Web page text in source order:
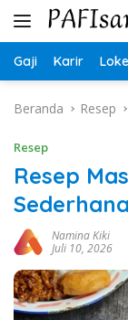
Langsung
Gaji Karir
Beranda Resep
Resep
Resep
Namina Kiki
Juli 10, 2026